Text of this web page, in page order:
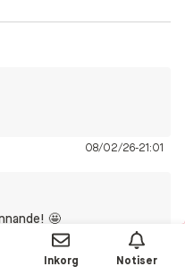
08/02/26-21:01
🤩
06/02/26-12:52
Inkorg Notiser